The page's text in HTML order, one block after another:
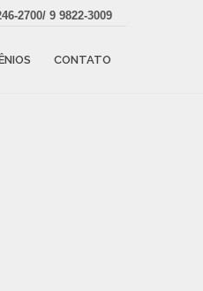
2700/ 9 9822-3009
CONTATO